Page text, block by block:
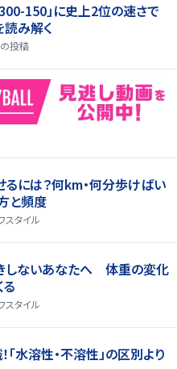
300-150」に史上2位の速さで
み解く
投稿
るには？何km・何分歩けばい
と頻度
スタイル
しないあなたへ 体重の変化
スタイル
水溶性・不溶性」の区別より